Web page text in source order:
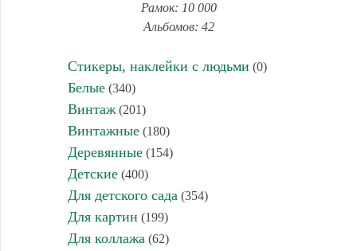
Рамок: 10 000
Альбомов: 42
Стикеры, наклейки с людьми (0)
Белые(340)
Винтаж(201)
Винтажные(180)
Деревянные(154)
Детские(400)
Для детского сада (354)
Для картин (199)
Для коллажа (62)